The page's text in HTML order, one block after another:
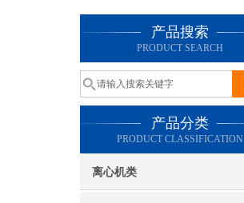
产品搜索
PRODUCT SEARCH
产品分类
PRODUCT CLASSIFICATION
离心机类